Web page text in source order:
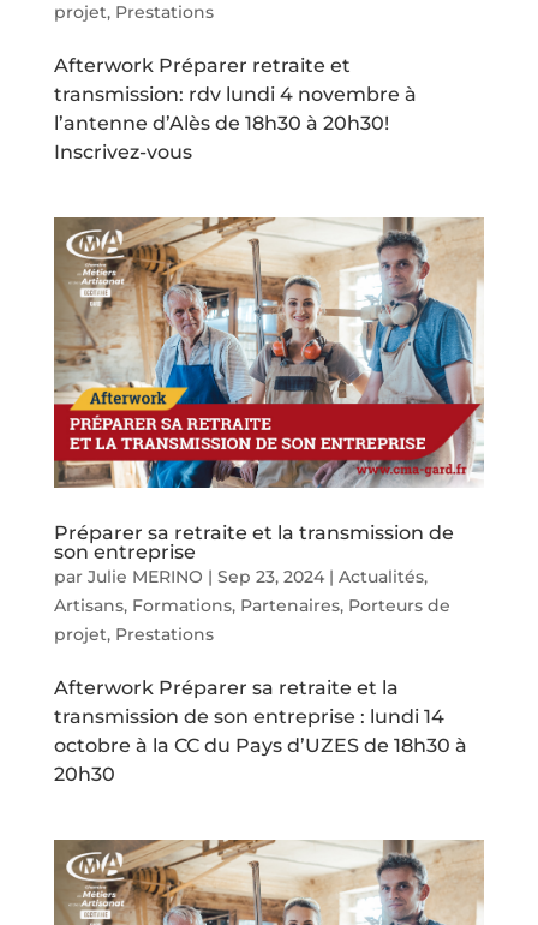
projet, Prestations
Afterwork Préparer retraite et
transmission: rdv lundi 4 novembre à
l’antenne d’Alès de 18h30 à 20h30!
Inscrivez-vous
Préparer sa retraite et la transmission de
son entreprise
par Julie MERINO | Sep 23, 2024| Actualités,
Artisans, Formations, Partenaires, Porteurs de
projet, Prestations
Afterwork Préparer sa retraite et la
transmission de son entreprise : lundi 14
octobre à la CC du Pays d’UZES de 18h30 à
20h30